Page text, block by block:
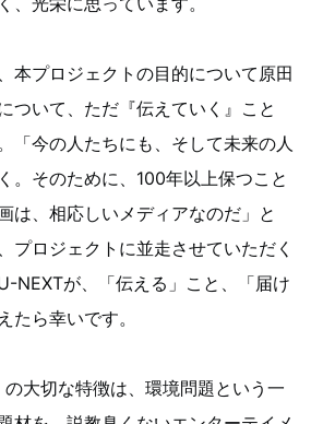
本プロジェクトの目的について原田
ついて、ただ『伝えていく』こと
「今の人たちにも、そして未来の人
。そのために、100年以上保つこと
は、相応しいメディアなのだ」と
プロジェクトに並走させていただく
NEXTが、「伝える」こと、「届け
たら幸いです。
の大切な特徴は、環境問題という一